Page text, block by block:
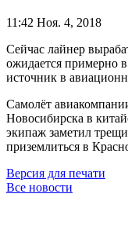
11:42 Ноя. 4, 2018
Сейчас лайнер
ожидается примерно
источник в
Самолёт
Новосибирска в
экипаж заметил
приземлиться в
Версия для печати
Все новости